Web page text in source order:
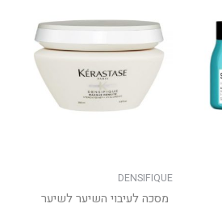
DENSIFIQUE
מסכה לעיבוי השיער לשיער